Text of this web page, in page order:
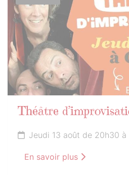
Théâtre
Jeudi 13 août de 20h30
En savoir plus